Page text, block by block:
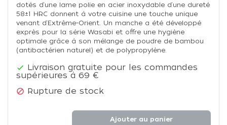
dotés d‘une lame polie en acier inoxydable d‘une dureté
58±1 HRC donnent à votre cuisine une touche unique
venant d‘Extrême-Orient. Un manche a été développé
exprès pour la série Wasabi et offre une hygiène
optimale grâce à son mélange de poudre de bambou
(antibactérien naturel) et de polypropylène.
 Livraison gratuite pour les commandes
supérieures à 69 €
 Rupture de stock
Ajouter au panier